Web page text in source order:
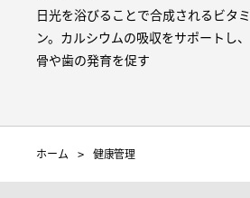
日光を浴びることで合成されるビタミ
ン。カルシウムの吸収をサポートし、
骨や歯の発育を促す
ホーム 健康管理